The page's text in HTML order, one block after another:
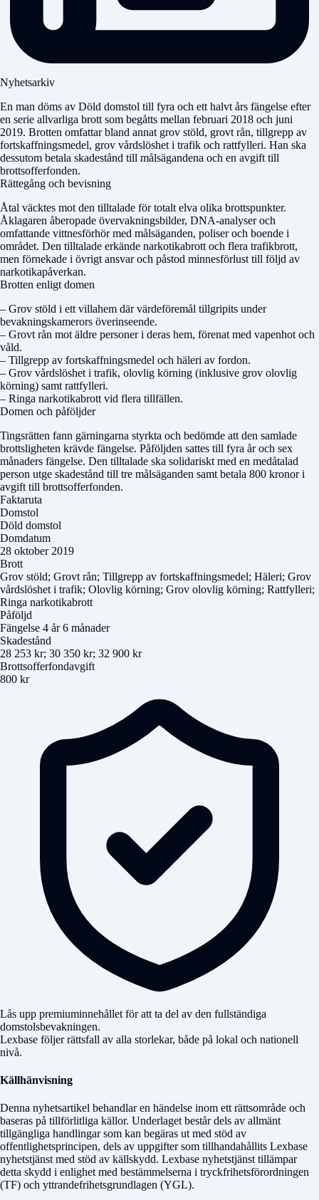
Nyhetsarkiv
En man döms av Döld domstol till fyra och ett halvt års fängelse efter
en serie allvarliga brott som begåtts mellan februari 2018 och juni
2019. Brotten omfattar bland annat grov stöld, grovt rån, tillgrepp av
fortskaffningsmedel, grov vårdslöshet i trafik och rattfylleri. Han ska
dessutom betala skadestånd till målsägandena och en avgift till
brottsofferfonden.
Rättegång och bevisning
Åtal väcktes mot den tilltalade för totalt elva olika brottspunkter.
Åklagaren åberopade övervakningsbilder, DNA-analyser och
omfattande vittnesförhör med målsäganden, poliser och boende i
området. Den tilltalade erkände narkotikabrott och flera trafikbrott,
men förnekade i övrigt ansvar och påstod minnesförlust till följd av
narkotikapåverkan.
Brotten enligt domen
– Grov stöld i ett villahem där värdeföremål tillgripits under
bevakningskamerors överinseende.
– Grovt rån mot äldre personer i deras hem, förenat med vapenhot och
våld.
– Tillgrepp av fortskaffningsmedel och häleri av fordon.
– Grov vårdslöshet i trafik, olovlig körning (inklusive grov olovlig
körning) samt rattfylleri.
– Ringa narkotikabrott vid flera tillfällen.
Domen och påföljder
Tingsrätten fann gärningarna styrkta och bedömde att den samlade
brottsligheten krävde fängelse. Påföljden sattes till fyra år och sex
månaders fängelse. Den tilltalade ska solidariskt med en medåtalad
person utge skadestånd till tre målsäganden samt betala 800 kronor i
avgift till brottsofferfonden.
Faktaruta
Domstol
Döld domstol
Domdatum
28 oktober 2019
Brott
Grov stöld; Grovt rån; Tillgrepp av fortskaffningsmedel; Häleri; Grov
vårdslöshet i trafik; Olovlig körning; Grov olovlig körning; Rattfylleri;
Ringa narkotikabrott
Påföljd
Fängelse 4 år 6 månader
Skadestånd
28 253 kr; 30 350 kr; 32 900 kr
Brottsofferfondavgift
800 kr
Lås upp premiuminnehållet för att ta del av den fullständiga
domstolsbevakningen.
Lexbase följer rättsfall av alla storlekar, både på lokal och nationell
nivå.
Källhänvisning
Denna nyhetsartikel behandlar en händelse inom ett rättsområde och
baseras på tillförlitliga källor. Underlaget består dels av allmänt
tillgängliga handlingar som kan begäras ut med stöd av
offentlighetsprincipen, dels av uppgifter som tillhandahållits Lexbase
nyhetstjänst med stöd av källskydd. Lexbase nyhetstjänst tillämpar
detta skydd i enlighet med bestämmelserna i tryckfrihetsförordningen
(TF) och yttrandefrihetsgrundlagen (YGL).